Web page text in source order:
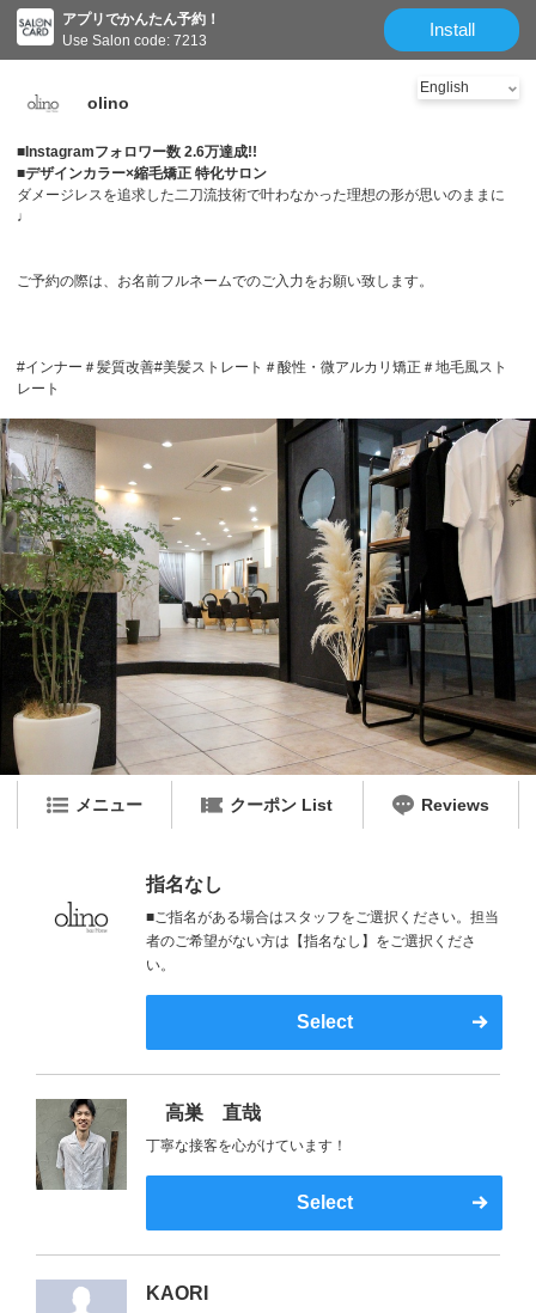
アプリでかんたん予約！
Use Salon code: 7213
Install
olino
■Instagramフォロワー数 2.6万達成!!
■デザインカラー×縮毛矯正 特化サロン
ダメージレスを追求した二刀流技術で叶わなかった理想の形が思いのままに
♩
ご予約の際は、お名前フルネームでのご入力をお願い致します。
#インナー＃髪質改善#美髪ストレート＃酸性・微アルカリ矯正＃地毛風スト
レート
メニュー クーポン List Reviews
指名なし
■ご指名がある場合はスタッフをご選択ください。担当
者のご希望がない方は【指名なし】をご選択くださ
い。
Select
高巣 直哉
丁寧な接客を心がけています！
Select
KAORI